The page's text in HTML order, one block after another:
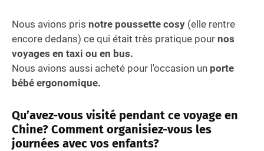
Nous avions pris notre poussette cosy (elle rentre
encore dedans) ce qui était très pratique pour nos
voyages en taxi ou en bus.
Nous avions aussi acheté pour l'occasion un porte
bébé ergonomique.
Qu’avez-vous visité pendant ce voyage en
Chine? Comment organisiez-vous les
journées avec vos enfants?